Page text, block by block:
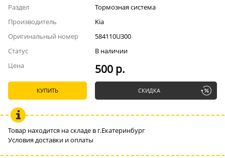
Раздел
Тормозная система
Производитель
Kia
Оригинальный номер
584110U300
Статус
В наличии
Цена
500 р.
КУПИТЬ СКИДКА
Товар находится на складе в г.Екатеринбург
Условия доставки и оплаты